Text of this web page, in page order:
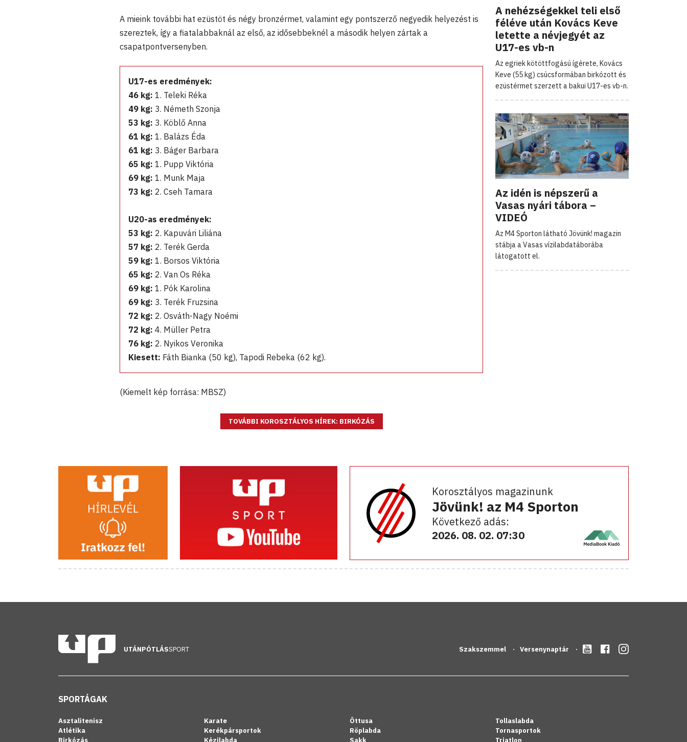
A mieink további hat ezüstöt és négy bronzérmet, valamint egy pontszerző negyedik helyezést is
szereztek, így a fiatalabbaknál az első, az idősebbeknél a második helyen zártak a
csapatpontversenyben.
U17-es eredmények:
46 kg: 1. Teleki Réka
49 kg: 3. Németh Szonja
53 kg: 3. Köblő Anna
61 kg: 1. Balázs Éda
61 kg: 3. Báger Barbara
65 kg: 1. Pupp Viktória
69 kg: 1. Munk Maja
73 kg: 2. Cseh Tamara
U20-as eredmények:
53 kg: 2. Kapuvári Liliána
57 kg: 2. Terék Gerda
59 kg: 1. Borsos Viktória
65 kg: 2. Van Os Réka
69 kg: 1. Pók Karolina
69 kg: 3. Terék Fruzsina
72 kg: 2. Osváth-Nagy Noémi
72 kg: 4. Müller Petra
76 kg: 2. Nyikos Veronika
Kiesett: Fáth Bianka (50 kg), Tapodi Rebeka (62 kg).
(Kiemelt kép forrása: MBSZ)
TOVÁBBI KOROSZTÁLYOS HÍREK: BIRKÓZÁS
A nehézségekkel teli első
féléve után Kovács Keve
letette a névjegyét az
U17-es vb-n
Az egriek kötöttfogású ígérete, Kovács
Keve (55 kg) csúcsformában birkózott és
ezüstérmet szerzett a bakui U17-es vb-n.
Az idén is népszerű a
Vasas nyári tábora –
VIDEÓ
Az M4 Sporton látható Jövünk! magazin
stábja a Vasas vízilabdatáborába
látogatott el.
Korosztályos magazinunk
Jövünk! az M4 Sporton
Következő adás:
2026. 08. 02. 07:30
UTÁNPÓTLÁSSPORT Szakszemmel Versenynaptár
SPORTÁGAK
Asztalitenisz
Atlétika
Karate
Kerékpársportok
Öttusa
Röplabda
Tollaslabda
Tornasportok